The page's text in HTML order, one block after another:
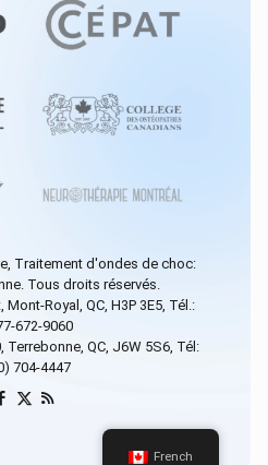
, Traitement d'ondes de choc:
Tous droits réservés.
Royal, QC, H3P 3E5, Tél.:
672-9060
Terrebonne, QC, J6W 5S6, Tél:
704-4447
French